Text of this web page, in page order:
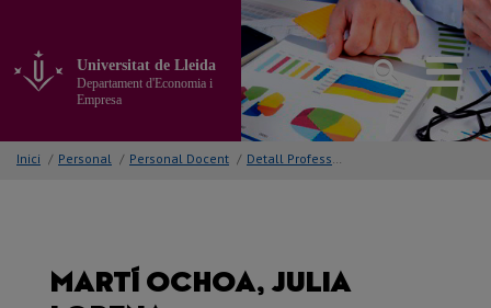
contingut
principal
pàgina
Universitat de Lleida
Departament d'Economia i
Empresa
Inici / Personal / Personal Docent / Detall Professor/a